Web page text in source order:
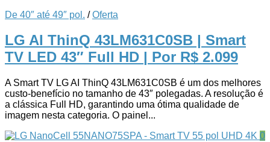
De 40″ até 49″ pol. /Oferta
LG AI ThinQ 43LM631C0SB | Smart
TV LED 43″ Full HD | Por R$ 2.099
A Smart TV LG AI ThinQ 43LM631C0SB é um dos melhores
custo-benefício no tamanho de 43″ polegadas. A resolução é
a clássica Full HD, garantindo uma ótima qualidade de
imagem nesta categoria. O painel...
0